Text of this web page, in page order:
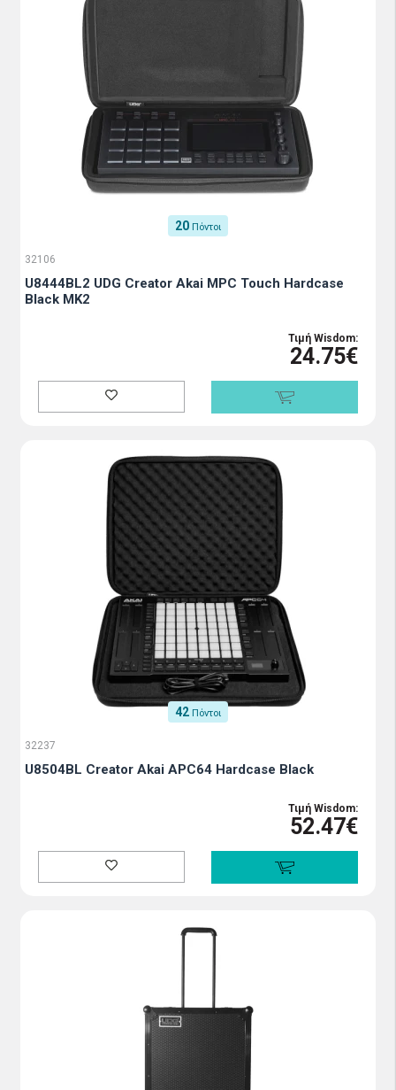
20 Πόντοι
32106
U8444BL2 UDG Creator Akai MPC Touch Hardcase
Black MK2
Τιμή Wisdom:
24.75€
42 Πόντοι
32237
U8504BL Creator Akai APC64 Hardcase Black
Τιμή Wisdom:
52.47€